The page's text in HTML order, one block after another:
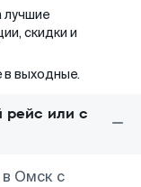
лучшие
скидки и
в выходные.
рейс или с
Омск с